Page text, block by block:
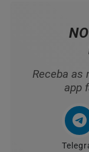
Receba as
app